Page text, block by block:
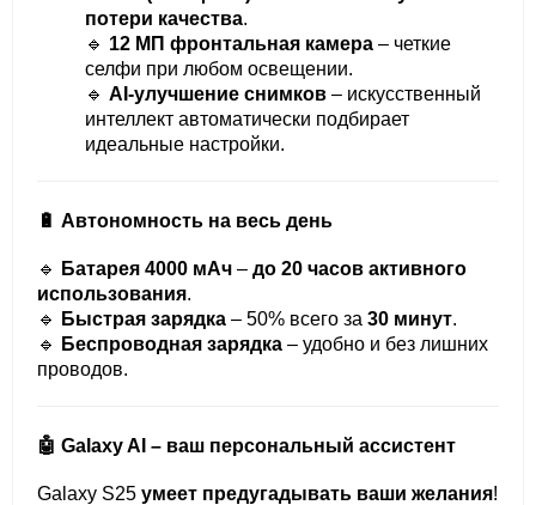
потери качества.
🔹 12 МП фронтальная камера – четкие
селфи при любом освещении.
🔹 AI-улучшение снимков – искусственный
интеллект автоматически подбирает
идеальные настройки.
🔋 Автономность на весь день
🔹 Батарея 4000 мАч – до 20 часов активного
использования.
🔹
Быстрая зарядка – 50% всего за 30 минут.
🔹
Беспроводная зарядка – удобно и без лишних
проводов.
🤖 Galaxy AI – ваш персональный ассистент
Galaxy S25 умеет предугадывать ваши желания!